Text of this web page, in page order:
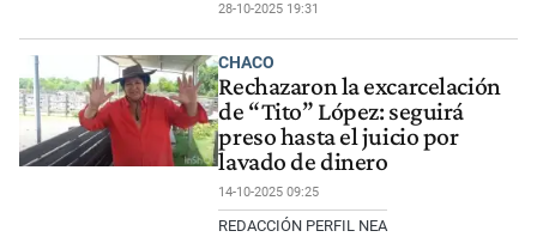
28-10-2025 19:31
CHACO
Rechazaron la excarcelación
de “Tito” López: seguirá
preso hasta el juicio por
lavado de dinero
14-10-2025 09:25
REDACCIÓN PERFIL NEA